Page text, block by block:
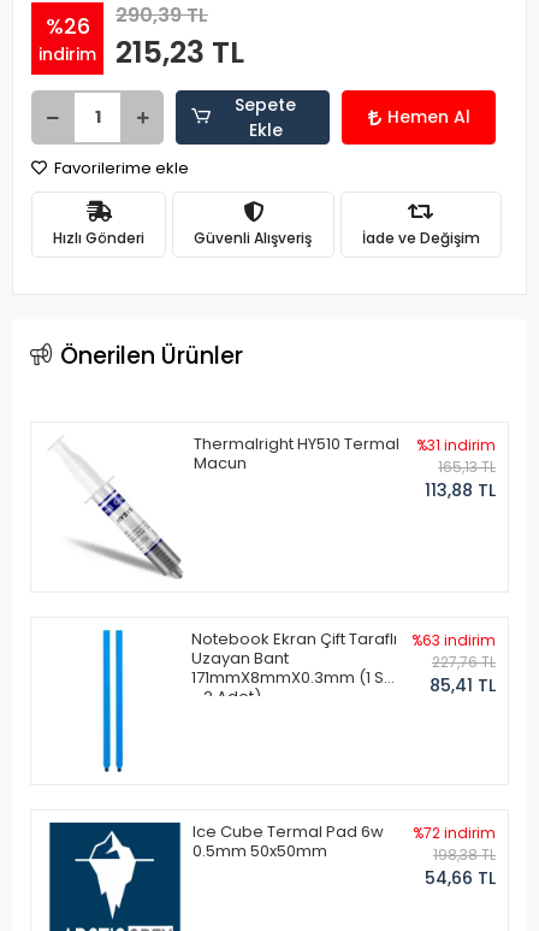
%26
indirim
290,39 TL
215,23 TL
Sepete
Ekle
Hemen Al
Favorilerime ekle
Hızlı Gönderi Güvenli Alışveriş İade ve Değişim
Önerilen Ürünler
Thermalright HY510 Termal
Macun
%31 indirim
165,13 TL
113,88 TL
Notebook Ekran Çift Taraflı
Uzayan Bant
171mmX8mmX0.3mm (1 Set
- 2 Adet)
%63 indirim
227,76 TL
85,41 TL
Ice Cube Termal Pad 6w
0.5mm 50x50mm
%72 indirim
198,38 TL
54,66 TL